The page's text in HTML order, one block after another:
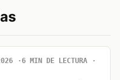
6 MIN DE LECTURA